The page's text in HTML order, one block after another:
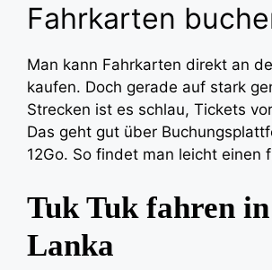
Fahrkarten
Man kann Fahrkarten direkt an
kaufen. Doch gerade auf stark
Strecken ist es schlau, Tickets
Das geht gut über
12Go. So findet man leicht einen
Tuk Tuk fahren
Lanka